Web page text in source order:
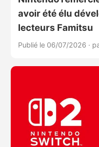
avoir été élu
lecteurs Famitsu
Publié le 06/07/2026 ·